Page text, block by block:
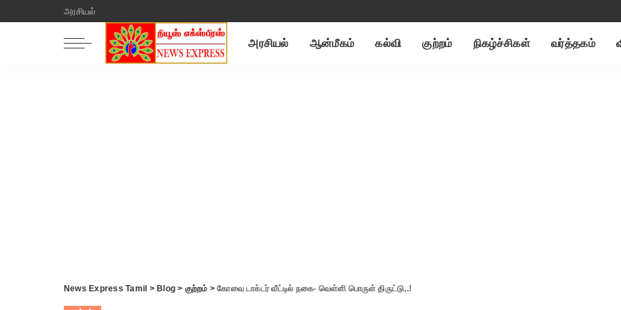
அரசியல்
அரசியல் ஆன்மீகம் கல்வி குற்றம் நிகழ்ச்சிகள் வர்த்தகம்
News Express Tamil > Blog > குற்றம் >கோவை டாக்டர் வீட்டில் நகை- வெள்ளி பொருள் திருட்டு,.!